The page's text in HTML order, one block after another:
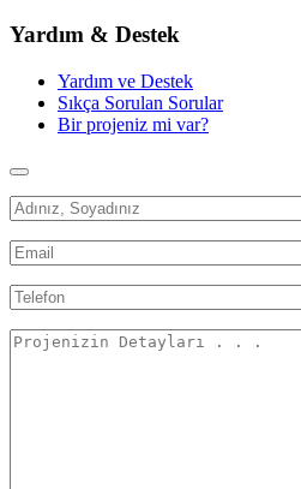
Yardım & Destek
Yardım ve Destek
Sıkça Sorulan Sorular
Bir projeniz mi var?